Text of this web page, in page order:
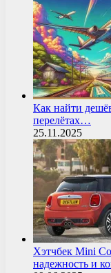
Как найти
перелётах…
25.11.2025
Хэтчбек Mini
надежность и